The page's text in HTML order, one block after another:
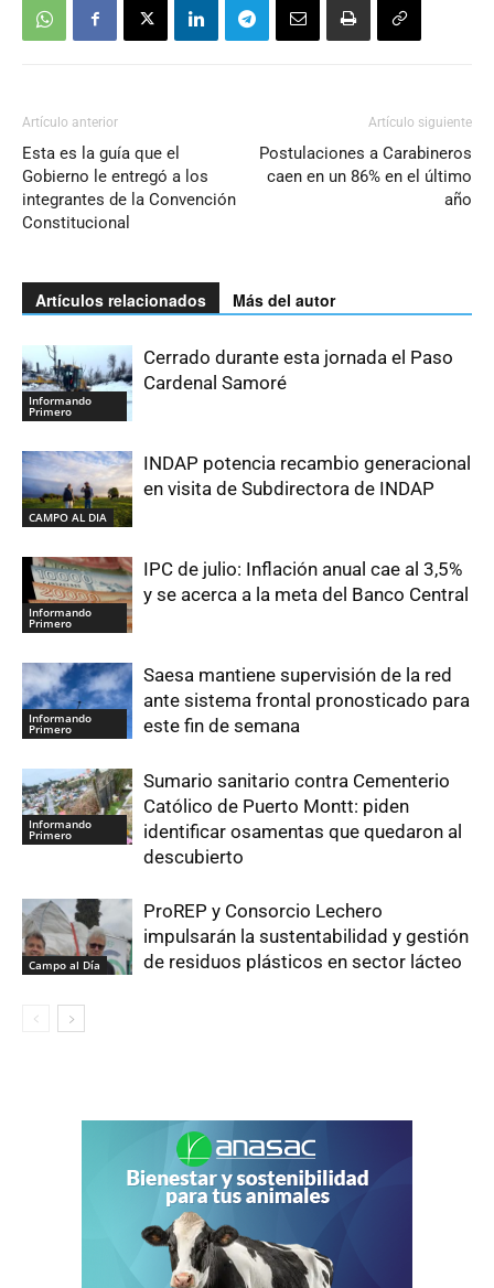
Artículo anterior
Esta es la guía que el
Gobierno le entregó a los
integrantes de la Convención
Constitucional
Artículo siguiente
Postulaciones a Carabineros
caen en un 86% en el último
año
Artículos relacionados Más del autor
Informando
Primero
Cerrado durante esta jornada el Paso
Cardenal Samoré
CAMPO AL DIA
INDAP potencia recambio generacional
en visita de Subdirectora de INDAP
Informando
Primero
IPC de julio: Inflación anual cae al 3,5%
y se acerca a la meta del Banco Central
Informando
Primero
Saesa mantiene supervisión de la red
ante sistema frontal pronosticado para
este fin de semana
Informando
Primero
Sumario sanitario contra Cementerio
Católico de Puerto Montt: piden
identificar osamentas que quedaron al
descubierto
Campo al Día
ProREP y Consorcio Lechero
impulsarán la sustentabilidad y gestión
de residuos plásticos en sector lácteo